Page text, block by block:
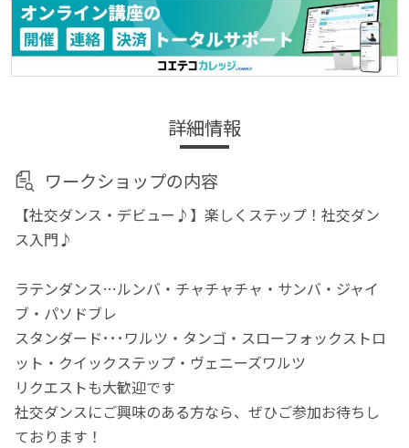
詳細情報
ワークショップの内容
【社交ダンス・デビュー♪】楽しくステップ！社交ダン
ス入門♪
ラテンダンス…ルンバ・チャチャチャ・サンバ・ジャイ
ブ・パソドブレ
スタンダード･･･ワルツ・タンゴ・スローフォックストロ
ット・クイックステップ・ヴェニーズワルツ
リクエストも大歓迎です
社交ダンスにご興味のある方なら、ぜひご参加お待ちし
ております！